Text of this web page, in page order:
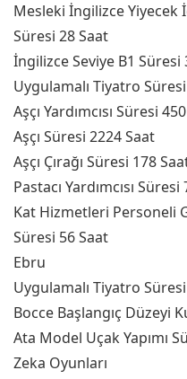
Mesleki İngilizce
Süresi 28 Saat
İngilizce Seviye B1 Süresi
Uygulamalı Tiyatro
Aşçı Yardımcısı Süresi
Aşçı Süresi 2224 Saat
Aşçı Çırağı Süresi 178
Pastacı Yardımcısı
Kat Hizmetleri Personeli
Süresi 56 Saat
Ebru
Uygulamalı Tiyatro
Bocce Başlangıç Düzeyi
Ata Model Uçak Yapımı
Zeka Oyunları